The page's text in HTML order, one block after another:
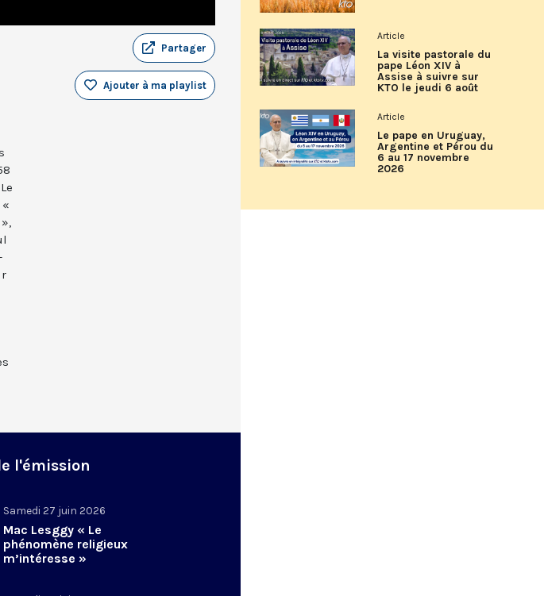
Partager
Ajouter à ma playlist
l'émission
Samedi 27 juin 2026
Mac Lesggy « Le
phénomène religieux
m’intéresse »
Article
La visite pastorale du
pape Léon XIV à
Assise à suivre sur
KTO le jeudi 6 août
Article
Le pape en Uruguay,
Argentine et Pérou du
6 au 17 novembre
2026